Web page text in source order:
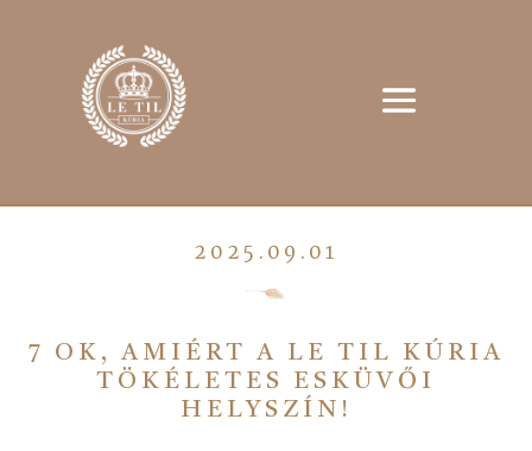
2025.09.01
7 OK, AMIÉRT A LE TIL KÚRIA
TÖKÉLETES ESKÜVŐI
HELYSZÍN!